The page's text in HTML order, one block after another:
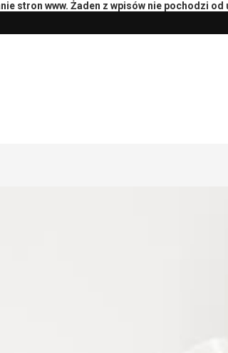
stron www. Żaden z wpisów nie pochodzi od